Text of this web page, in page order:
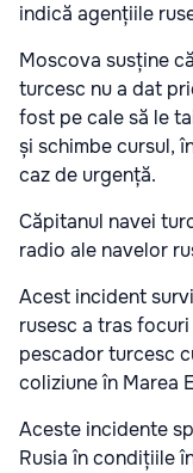
indică agențiile
Moscova susține
turcesc nu a dat
fost pe cale să le
și schimbe cursul,
caz de urgență.
Căpitanul navei
radio ale navelor
Acest incident
rusesc a tras
pescador turcesc
coliziune în Marea
Aceste incidente
Rusia în condițiile